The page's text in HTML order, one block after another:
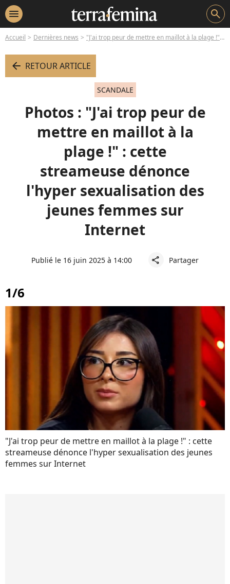
menu search
Accueil Dernières news "J'ai trop peur de mettre en maillot à la plage !" : cette streameuse dénonce l'hyper sexualisation des jeunes femmes sur Internet
arrow_left RETOUR ARTICLE
SCANDALE
Photos : "J'ai trop peur de
mettre en maillot à la
plage !" : cette
streameuse dénonce
l'hyper sexualisation des
jeunes femmes sur
Internet
Publié le 16 juin 2025 à 14:00 share Partager
1/6
"J'ai trop peur de mettre en maillot à la plage !" : cette
streameuse dénonce l'hyper sexualisation des jeunes
femmes sur Internet